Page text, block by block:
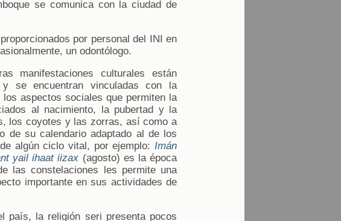
se comunica con la ciudad de
por personal del INI en
un odontólogo.
manifestaciones culturales están
y se encuentran vinculadas con la
aspectos sociales que permiten la
al nacimiento, la pubertad y la
los coyotes y las zorras, así como a
de su calendario adaptado al de los
algún ciclo vital, por ejemplo: Imán
yail ihaat iizax (agosto) es la época
las constelaciones les permite una
importante en sus actividades de
país, la religión seri presenta pocos